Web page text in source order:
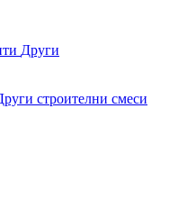
Други
строителни смеси